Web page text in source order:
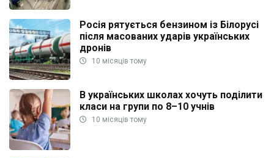
Росія рятується бензином із Білорусі
після масованих ударів українських
дронів
10 місяців тому
В українських школах хочуть поділити
класи на групи по 8–10 учнів
10 місяців тому